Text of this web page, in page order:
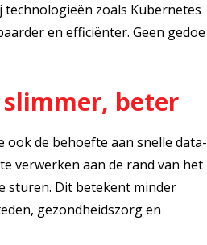
zoals Kubernetes
en efficiënter. Geen gedoe
slimmer, beter
de behoefte aan snelle data-
verwerken aan de rand van het
sturen. Dit betekent minder
gezondheidszorg en